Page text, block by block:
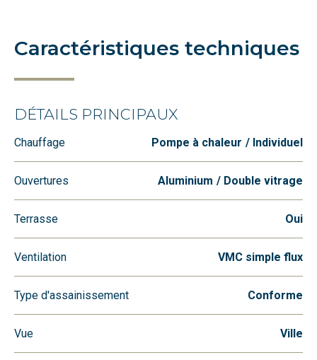
Caractéristiques techniques
DÉTAILS PRINCIPAUX
Chauffage Pompe à chaleur Individuel
Ouvertures Aluminium Double vitrage
Terrasse Oui
Ventilation VMC simple flux
Type d'assainissement Conforme
Vue Ville